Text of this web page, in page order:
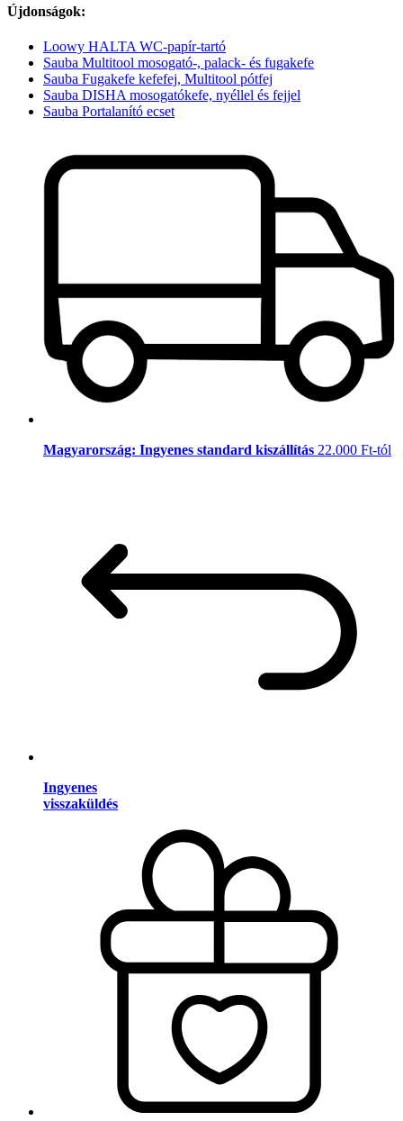
Újdonságok:
Loowy HALTA WC-papír-tartó
Sauba Multitool mosogató-, palack- és fugakefe
Sauba Fugakefe kefefej, Multitool pótfej
Sauba DISHA mosogatókefe, nyéllel és fejjel
Sauba Portalanító ecset
Magyarország: Ingyenes standard kiszállítás 22.000 Ft-tól
Ingyenes
visszaküldés